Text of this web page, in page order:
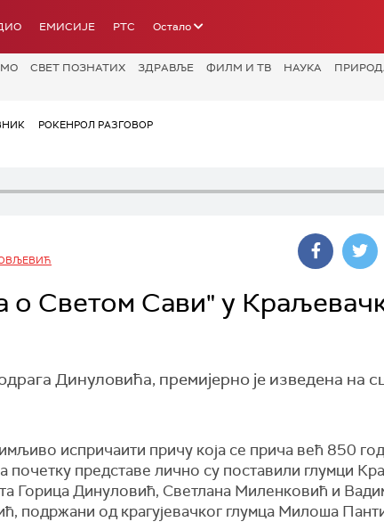
ЕМИСИЈЕ РТС Остало
СВЕТ ПОЗНАТИХ ЗДРАВЉЕ ФИЛМ И ТВ НАУКА
РОКЕНРОЛ РАЗГОВОР
о Светом Сави" у
Динуловића, премијерно је изведена на
испричаити причу која се прича већ 850
почетку представе лично су поставили глумци
Горица Динуловић, Светлана Миленковић и
подржани од крагујевачког глумца Милоша